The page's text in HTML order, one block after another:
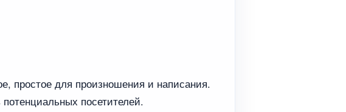
простое для произношения и написания.
посетителей.